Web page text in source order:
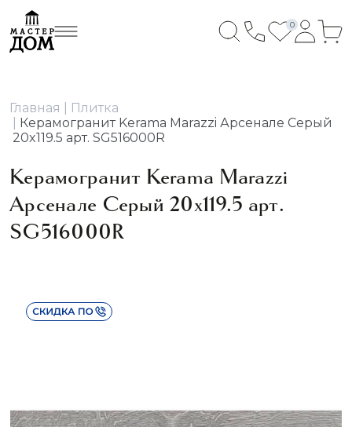
0
Главная
Плитка
Керамогранит Kerama Marazzi Арсенале Серый
20x119.5 арт. SG516000R
Керамогранит Kerama Marazzi
Арсенале Серый 20x119.5 арт.
SG516000R